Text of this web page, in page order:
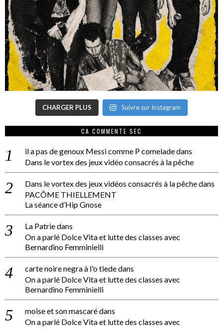
CHARGER PLUS Suivre sur Instagram
CA COMMENTE SEC
il a pas de genoux Messi comme P comeladedans
Dans le vortex des jeux vidéo consacrés à la pêche
Dans le vortex des jeux vidéos consacrés à la pêchedans
PACÔME THIELLEMENT
La séance d’Hip Gnose
La Patriedans
On a parlé Dolce Vita et lutte des classes avec
Bernardino Femminielli
carte noire negra à l'o tiededans
On a parlé Dolce Vita et lutte des classes avec
Bernardino Femminielli
moise et son mascarédans
On a parlé Dolce Vita et lutte des classes avec